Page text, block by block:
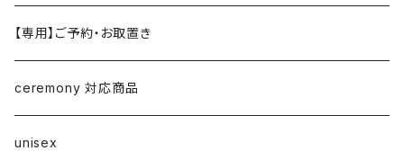
CHIGNON／YENN／Mewl
LEMELANGE／ESPEYRAC
anana
pants
inner/underwear
bracelet/anklet
hair accessory
corsage/broach
belt
hat・cap
arm cover
sneaker
loafer／flat shoes
pumps・mule
【専用】ご予約・お取置き
ceremony 対応商品
unisex